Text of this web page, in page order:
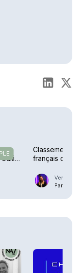
Classement –
français ont le
Vendredi
Par